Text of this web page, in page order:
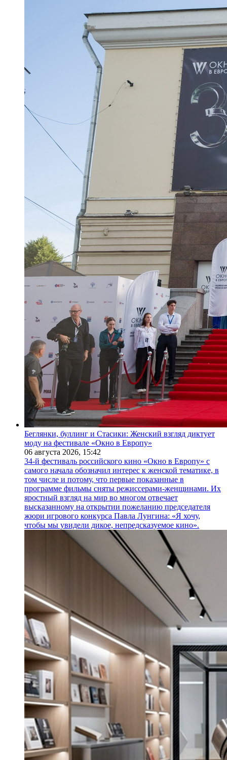
Беглянки, буллинг и Стасики: Женский взгляд диктует
моду на фестивале «Окно в Европу»
06 августа 2026, 15:42
34-й фестиваль российского кино «Окно в Европу» с
самого начала обозначил интерес к женской тематике, в
том числе и потому, что первые показанные в
программе фильмы сняты режиссерами-женщинами. Их
яростный взгляд на мир во многом отвечает
высказанному на открытии пожеланию председателя
жюри игрового конкурса Павла Лунгина: «Я хочу,
чтобы мы увидели дикое, непредсказуемое кино».